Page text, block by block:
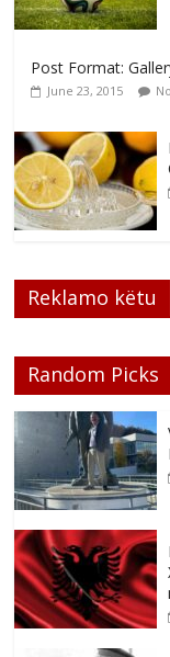
Post Format:
June 23, 2015
Reklamo këtu
Random Picks